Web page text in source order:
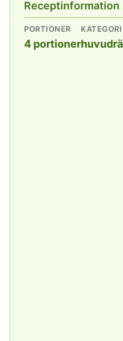
Receptinformation
PORTIONER
4 portioner
KATEGORI